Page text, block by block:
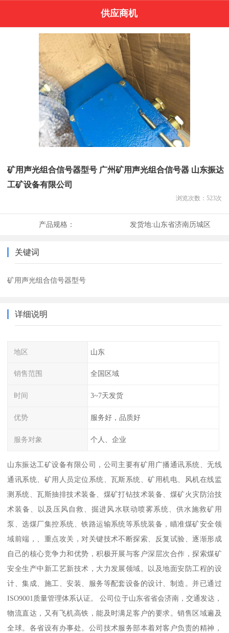
供应商机
矿用声光组合信号器型号 广州矿用声光组合信号器 山东振达
工矿设备有限公司
浏览次数： 523次
产品规格： 发货地:山东省济南历城区
关键词
矿用声光组合信号器型号
详细说明
地区 山东
销售范围 全国区域
时间 3~7天发货
优势 服务好，品质好
服务对象 个人、企业
山东振达工矿设备有限公司，公司主要有矿用广播通讯系统、无线
通讯系统、矿用人员定位系统、瓦斯系统、矿用机电、风机在线监
测系统、瓦斯抽排技术装备、煤矿打钻技术装备、煤矿火灾防治技
术装备、以及压风自救、掘进风水联动喷雾系统、供水施救矿用
泵、选煤厂集控系统、铁路运输系统等系统装备，瞄准煤矿安全领
域前端，、重点攻关，对关键技术不断探索、反复试验、逐渐形成
自己的核心竞争力和优势，积极开展与客户深层次合作，探索煤矿
安全生产中新工艺新技术，大力发展领域。以及地面安防工程的设
计、集成、施工、安装、服务等配套设备的设计、制造。并已通过
ISO9001质量管理体系认证。 公司位于山东省省会济南，交通发达，
物流直达，又有飞机高铁，能及时满足客户的要求。销售区域遍及
全球。各省设有办事处。公司技术服务部本着对客户负责的精神，